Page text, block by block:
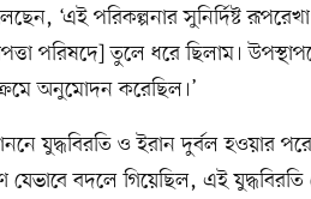
‘এই পরিকল্পনার সুনির্দিষ্ট
পরিষদে] তুলে ধরে ছিলাম।
অনুমোদন করেছিল।’
যুদ্ধবিরতি ও ইরান দুর্বল হওয়ার
বদলে গিয়েছিল, এই